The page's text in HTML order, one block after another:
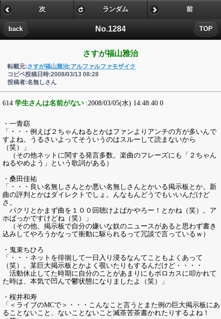
No.1284
back TOP
次 ランダム 前
さすが福山雅治
転載元:さすが福山雅治:アルファルファモザイク
コピペ投稿日時:2008/03/13 08:28
投稿者:名無しさん
614 学生さんは名前がない :2008/03/05(水) 14:48:40 0
・一青窈
「・・・例えば２ちゃんねるとかはファンよりアンチの方が多いんで
すよね。うるさいよってそういうのはスルーして読まないから
（笑）」
（その他ネットに関する発言多数。楽曲のフレーズにも「２ちゃん
ねるやめよう」という歌詞がある）
・桑田佳祐
「・・・良い名無しさんとか悪い名無しさんとかいる掲示板とか。新
曲の評判とかはダイレクトでしょ。んなもんどうでもいいんだけど
さ。
パクリとかまず曲を１００回聴けよばかやろー！とかね（笑）。ア
ホばっかですけどね（笑）」
（その他、掲示板で自分の嫌いな奴のニュースがあると思わず書き
込みしてやろうかなって衝動に駆られるって冗談で言っているｗ）
・鬼束ちひろ
「・・・ネットを徘徊して一日入り浸るなんてこともよくあって
（笑）。某巨大掲示板とかよく覗いたりもするんだけど・・・・
活動休止してた時期に自分のことがあまりにもボロカスに叩かれて
た時は、本気で凹んで鬱状態になりましたよ（笑）」
・桜井和寿
「＜ライブのMCで＞・・・こんなこと言うとまた例の巨大掲示板にあ
ることないこと、ないことないこと滅茶苦茶書かれたりするよね！